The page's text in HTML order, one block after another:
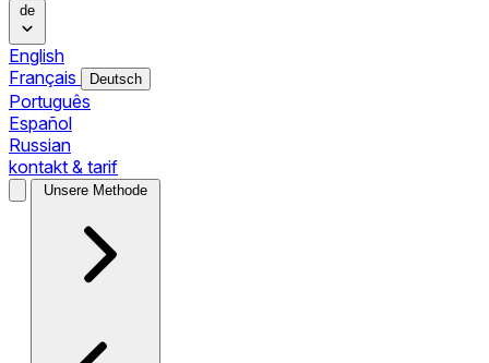
de
English
Français
Deutsch
Português
Español
Russian
kontakt & tarif
Unsere Methode